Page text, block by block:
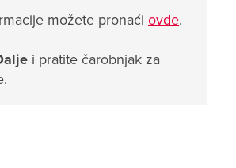
možete pronaći ovde.
i pratite čarobnjak za